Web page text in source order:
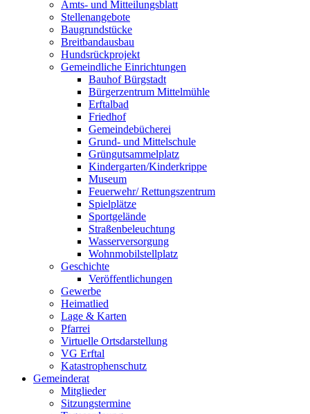
Amts- und Mitteilungsblatt
Stellenangebote
Baugrundstücke
Breitbandausbau
Hundsrückprojekt
Gemeindliche Einrichtungen
Bauhof Bürgstadt
Bürgerzentrum Mittelmühle
Erftalbad
Friedhof
Gemeindebücherei
Grund- und Mittelschule
Grüngutsammelplatz
Kindergarten/Kinderkrippe
Museum
Feuerwehr/ Rettungszentrum
Spielplätze
Sportgelände
Straßenbeleuchtung
Wasserversorgung
Wohnmobilstellplatz
Geschichte
Veröffentlichungen
Gewerbe
Heimatlied
Lage & Karten
Pfarrei
Virtuelle Ortsdarstellung
VG Erftal
Katastrophenschutz
Gemeinderat
Mitglieder
Sitzungstermine